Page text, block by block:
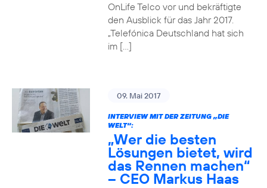
OnLife Telco vor und bekräftigte
den Ausblick für das Jahr 2017.
„Telefónica Deutschland hat sich
im […]
09. Mai 2017
INTERVIEW MIT DER ZEITUNG „DIE
WELT“:
„Wer die besten
Lösungen bietet, wird
das Rennen machen“
– CEO Markus Haas